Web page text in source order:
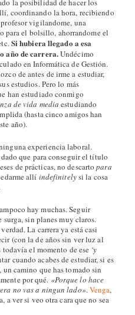
la posibilidad de hacer los
coordinando la hora, recibiendo
vigilandome, una
para el bolsillo, ahorrandome el
Si hubiera llegado a esa
año de carrera.Undécimo
en Informática de Gestión.
de antes de irme a estudiar,
estudios. Pero lo más
han estudiado conmigo
de vida media estudiando
(hasta cinco amigos han
año).
experiencia laboral.
que para conseguir el título
de prácticas, no descartopara
allí indefinitelysi la cosa
hay muchas. Seguir
sin planes muy claros.
La carrera ya está casi
(con la de años sin ver luz al
el momento de ese ‘y
cuando acabes de estudiar, si es
camino que has tomado sin
por qué. «Porque lo hace
no vas a ningun lado».Venga,
a ver si veo otra cara que no sea